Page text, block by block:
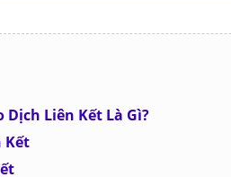
Dịch Liên Kết Là Gì?
Kết